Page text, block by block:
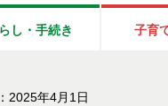
し・手続き 子育
2025年4月1日